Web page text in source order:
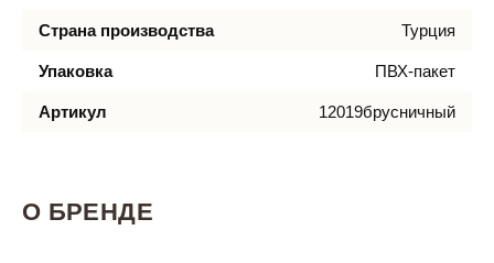
Страна производства Турция
Упаковка ПВХ-пакет
Артикул 12019брусничный
О БРЕНДЕ